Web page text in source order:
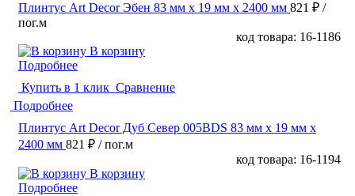
Плинтус Art Decor Эбен 83 мм х 19 мм х 2400 мм 821 ₽ /
пог.м
код товара: 16-1186
В корзину
Подробнее
Купить в 1 клик Сравнение
Подробнее
Плинтус Art Decor Дуб Север 005BDS 83 мм х 19 мм х
2400 мм 821 ₽ / пог.м
код товара: 16-1194
В корзину
Подробнее